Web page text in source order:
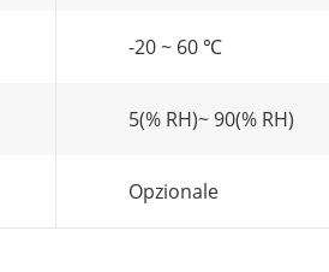
-20 ~ 60 ℃
5(% RH)~ 90(% RH)
Opzionale